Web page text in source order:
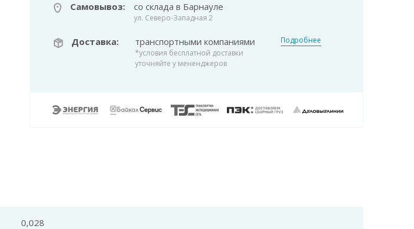
Самовывоз: со склада в Барнауле
ул. Северо-Западная 2
Доставка: транспортными компаниями
*условия бесплатной доставки
уточняйте у мененджеров
Подробнее
0,028